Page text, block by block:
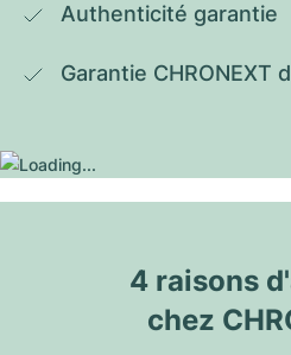
Authenticité garantie
Garantie CHRONEXT
4 raisons
chez